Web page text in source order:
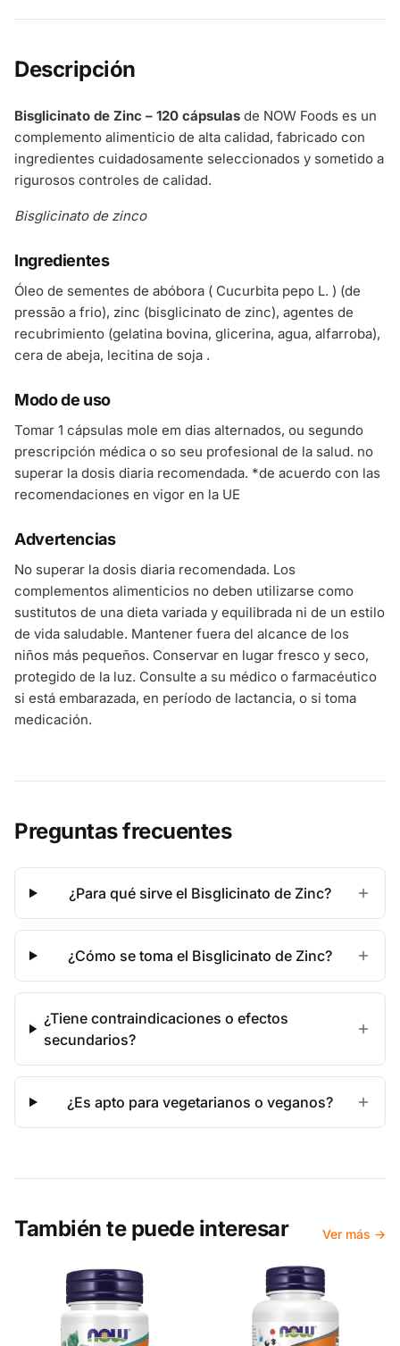
Descripción
Bisglicinato de Zinc – 120 cápsulas de NOW Foods es un
complemento alimenticio de alta calidad, fabricado con
ingredientes cuidadosamente seleccionados y sometido a
rigurosos controles de calidad.
Bisglicinato de zinco
Ingredientes
Óleo de sementes de abóbora ( Cucurbita pepo L. ) (de
pressão a frio), zinc (bisglicinato de zinc), agentes de
recubrimiento (gelatina bovina, glicerina, agua, alfarroba),
cera de abeja, lecitina de soja .
Modo de uso
Tomar 1 cápsulas mole em dias alternados, ou segundo
prescripción médica o so seu profesional de la salud. no
superar la dosis diaria recomendada. *de acuerdo con las
recomendaciones en vigor en la UE
Advertencias
No superar la dosis diaria recomendada. Los
complementos alimenticios no deben utilizarse como
sustitutos de una dieta variada y equilibrada ni de un estilo
de vida saludable. Mantener fuera del alcance de los
niños más pequeños. Conservar en lugar fresco y seco,
protegido de la luz. Consulte a su médico o farmacéutico
si está embarazada, en período de lactancia, o si toma
medicación.
Preguntas frecuentes
¿Para qué sirve el Bisglicinato de Zinc?
¿Cómo se toma el Bisglicinato de Zinc?
¿Tiene contraindicaciones o efectos
secundarios?
¿Es apto para vegetarianos o veganos?
También te puede interesar Ver más →